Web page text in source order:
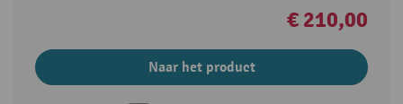
€ 210,00
Naar het product